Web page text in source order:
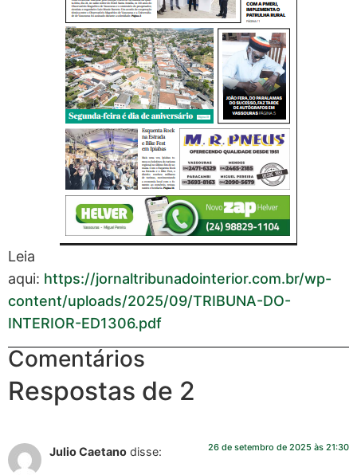
Leia
aqui: https://jornaltribunadointerior.com.br/wp-
content/uploads/2025/09/TRIBUNA-DO-
INTERIOR-ED1306.pdf
Comentários
Respostas de 2
Julio Caetano disse: 26 de setembro de 2025 às 21:30